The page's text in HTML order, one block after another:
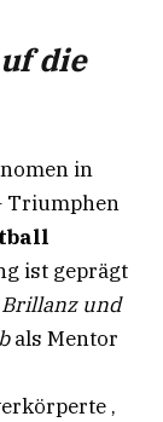
die
in
Triumphen
ist geprägt
Brillanz und
als Mentor
,